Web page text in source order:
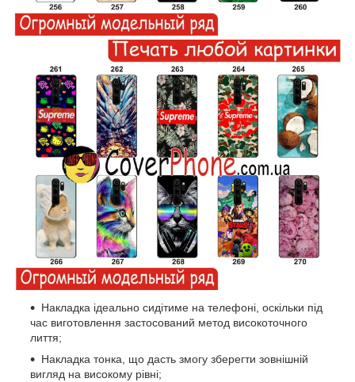
Накладка ідеально сидітиме на телефоні, оскільки під
час виготовлення застосований метод високоточного
лиття;
Накладка тонка, що дасть змогу зберегти зовнішній
вигляд на високому рівні;